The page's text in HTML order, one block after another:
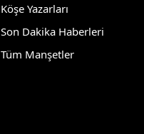
Köşe Yazarları
Son Dakika Haberleri
Tüm Manşetler